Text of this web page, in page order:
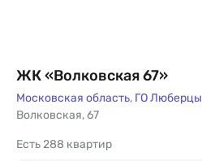
ЖК «Волковская 67»
Московская область, ГО Люберцы
Волковская,67
288 квартир
Есть